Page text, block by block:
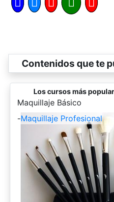
Contenidos que te
Los cursos más
-
Maquillaje Básico
-Maquillaje Profesional